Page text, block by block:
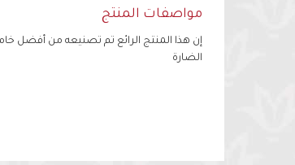
مواصفات المنتج
إن هذا المنتج الرائع تم تصنيعه من أفضل
الضارة